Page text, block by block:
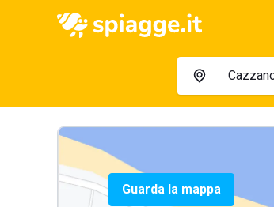
Guarda la mappa